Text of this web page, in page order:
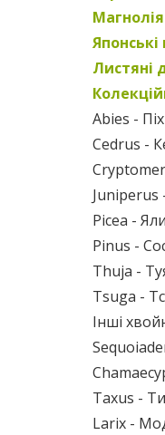
Магнолія
Листяні
Abies -
Cedrus -
Juniperus
Picea -
Pinus -
Thuja -
Tsuga -
Інші
Taxus -
Larix -